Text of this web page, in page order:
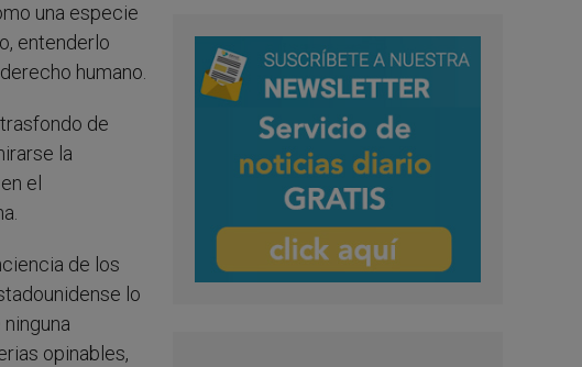
una especie
entenderlo
humano.
de
la
el
de los
lo
opinables,